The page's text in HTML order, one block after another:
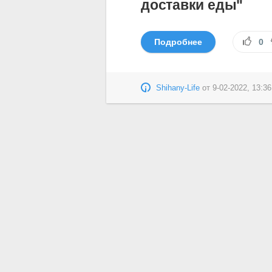
доставки еды"
Подробнее 0
Shihany-Life от9-02-2022, 13:36